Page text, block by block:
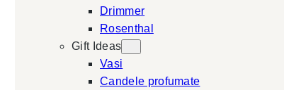
Drimmer
Rosenthal
Gift Ideas
Vasi
Candele profumate